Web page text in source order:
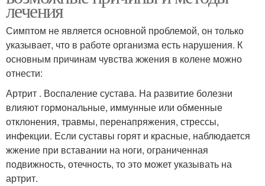
лечения
Симптом не является основной проблемой, он только
указывает, что в работе организма есть нарушения. К
основным причинам чувства жжения в колене можно
отнести:
Артрит . Воспаление сустава. На развитие болезни
влияют гормональные, иммунные или обменные
отклонения, травмы, перенапряжения, стрессы,
инфекции. Если суставы горят и красные, наблюдается
жжение при вставании на ноги, ограниченная
подвижность, отечность, то это может указывать на
артрит.